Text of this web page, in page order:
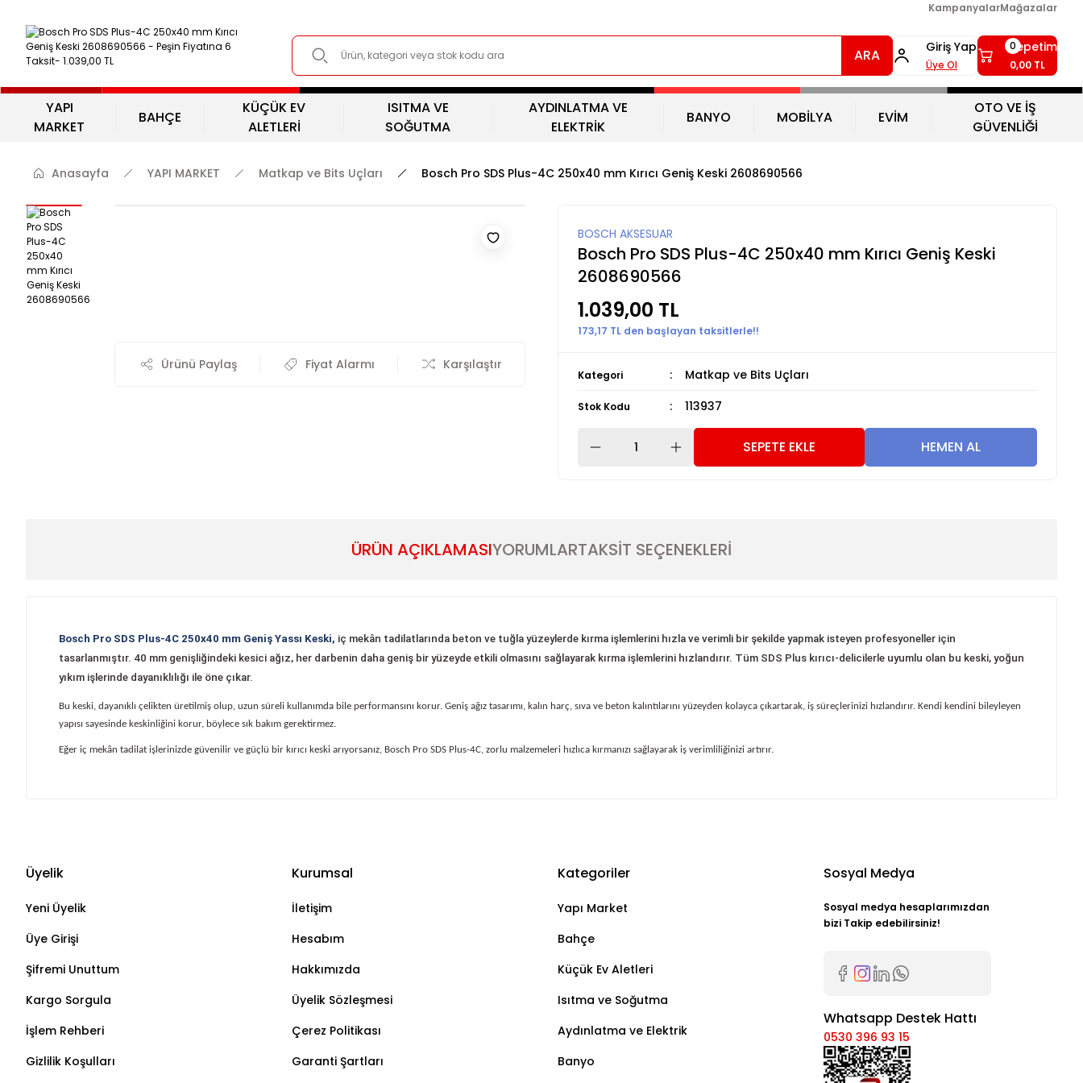
KampanyalarMağazalar
ARA Giriş Yap
Üye Ol
Sepetim
0,00 TL
0
YAPI
MARKET
BAHÇE
KÜÇÜK EV
ALETLERİ
ISITMA VE
SOĞUTMA
AYDINLATMA VE
ELEKTRİK
BANYO MOBİLYA EVİM
OTO VE İŞ
GÜVENLİĞİ
Anasayfa YAPI MARKET Matkap ve Bits Uçları Bosch Pro SDS Plus-4C 250x40 mm Kırıcı Geniş Keski 2608690566
Ürünü Paylaş Fiyat Alarmı Karşılaştır
BOSCH AKSESUAR
Bosch Pro SDS Plus-4C 250x40 mm Kırıcı Geniş Keski
2608690566
1.039,00 TL
173,17 TL den başlayan taksitlerle!!
Kategori Matkap ve Bits Uçları
Stok Kodu 113937
SEPETE EKLE HEMEN AL
ÜRÜN AÇIKLAMASIYORUMLARTAKSİT SEÇENEKLERİ
Bosch Pro SDS Plus-4C 250x40 mm Geniş Yassı Keski, iç mekân tadilatlarında beton ve tuğla yüzeylerde kırma işlemlerini hızla ve verimli bir şekilde yapmak isteyen profesyoneller için
tasarlanmıştır. 40 mm genişliğindeki kesici ağız, her darbenin daha geniş bir yüzeyde etkili olmasını sağlayarak kırma işlemlerini hızlandırır. Tüm SDS Plus kırıcı-delicilerle uyumlu olan bu keski, yoğun
yıkım işlerinde dayanıklılığı ile öne çıkar.
Bu keski, dayanıklı çelikten üretilmiş olup, uzun süreli kullanımda bile performansını korur. Geniş ağız tasarımı, kalın harç, sıva ve beton kalıntılarını yüzeyden kolayca çıkartarak, iş süreçlerinizi hızlandırır. Kendi kendini bileyleyen
yapısı sayesinde keskinliğini korur, böylece sık bakım gerektirmez.
Eğer iç mekân tadilat işlerinizde güvenilir ve güçlü bir kırıcı keski arıyorsanız, Bosch Pro SDS Plus-4C, zorlu malzemeleri hızlıca kırmanızı sağlayarak iş verimliliğinizi artırır.
Bu ürüne ilk yorumu siz yapın!
Yorum Yaz
Üyelik
Yeni Üyelik
Üye Girişi
Şifremi Unuttum
Kargo Sorgula
İşlem Rehberi
Gizlilik Koşulları
Kurumsal
İletişim
Hesabım
Hakkımızda
Üyelik Sözleşmesi
Çerez Politikası
Garanti Şartları
Kategoriler
Yapı Market
Bahçe
Küçük Ev Aletleri
Isıtma ve Soğutma
Aydınlatma ve Elektrik
Banyo
Sosyal Medya
Sosyal medya hesaplarımızdan
bizi Takip edebilirsiniz!
Whatsapp Destek Hattı
0530 396 93 15